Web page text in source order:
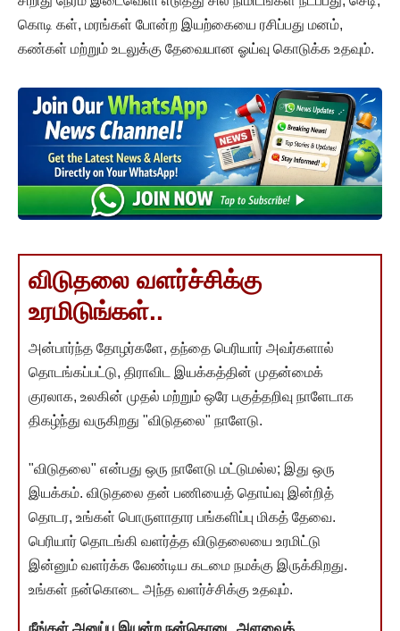
கொடி கள், மரங்கள் போன்ற இயற்கையை ரசிப்பது மனம்,
கண்கள் மற்றும் உடலுக்கு தேவையான ஓய்வு கொடுக்க உதவும்.
விடுதலை வளர்ச்சிக்கு
உரமிடுங்கள்..
அன்பார்ந்த தோழர்களே, தந்தை பெரியார் அவர்களால்
தொடங்கப்பட்டு, திராவிட இயக்கத்தின் முதன்மைக்
குரலாக, உலகின் முதல் மற்றும் ஒரே பகுத்தறிவு நாளேடாக
திகழ்ந்து வருகிறது "விடுதலை" நாளேடு.
"விடுதலை" என்பது ஒரு நாளேடு மட்டுமல்ல; இது ஒரு
இயக்கம். விடுதலை தன் பணியைத் தொய்வு இன்றித்
தொடர, உங்கள் பொருளாதார பங்களிப்பு மிகத் தேவை.
பெரியார் தொடங்கி வளர்த்த விடுதலையை உரமிட்டு
இன்னும் வளர்க்க வேண்டிய கடமை நமக்கு இருக்கிறது.
உங்கள் நன்கொடை அந்த வளர்ச்சிக்கு உதவும்.